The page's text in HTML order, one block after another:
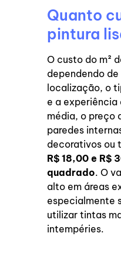
Quanto
pintura
O custo do m²
dependendo
localização, o
e a experiência
média, o preço
paredes
decorativos ou
R$ 18,00 e R$
quadrado. O
alto em áreas
especialmente
utilizar tintas
intempéries.